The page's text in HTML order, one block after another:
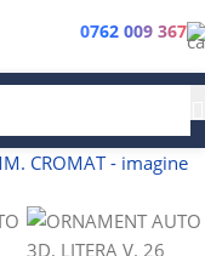
0762 009 367